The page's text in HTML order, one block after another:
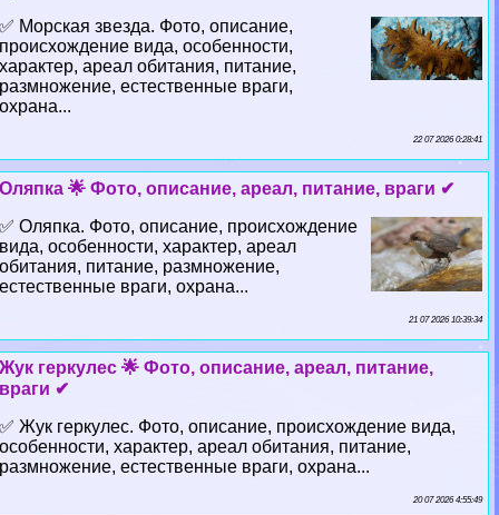
✅ Морская звезда. Фото, описание,
происхождение вида, особенности,
хаpaктер, ареал обитания, питание,
размножение, естественные враги,
охрана...
22 07 2026 0:28:41
Оляпка 🌟 Фото, описание, ареал, питание, враги ✔
✅ Оляпка. Фото, описание, происхождение
вида, особенности, хаpaктер, ареал
обитания, питание, размножение,
естественные враги, охрана...
21 07 2026 10:39:34
Жук геркулес 🌟 Фото, описание, ареал, питание,
враги ✔
✅ Жук геркулес. Фото, описание, происхождение вида,
особенности, хаpaктер, ареал обитания, питание,
размножение, естественные враги, охрана...
20 07 2026 4:55:49